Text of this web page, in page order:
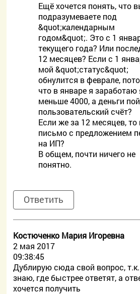
Ещё хочется понять, что
подразумеваете под
&quot;календарным
годом&quot;. Это с 1
текущего года? Или
12 месяцев? Если с 1
мой &quot;статус&quot;
обнулится в феврале,
что в январе я заработаю
меньше 4000, а деньги
пользовательский счёт?
Если же за 12 месяцев, то
письмо с предложением
на ИП?
В общем, почти ничего не
понятно.
Ответить
Костюченко Мария Игоревна
2 мая 2017
09:38:45
Дублирую сюда свой вопрос,
знаю, где быстрее ответят, а
хочется получить